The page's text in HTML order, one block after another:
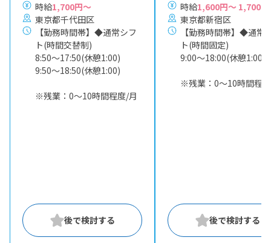
時給1,700円～
東京都千代田区
【勤務時間帯】◆通常シフ
ト(時間交替制)
8:50〜17:50(休憩1:00)
9:50〜18:50(休憩1:00)
※残業：0〜10時間程度/月
時給1,600円～ 1,700円
東京都新宿区
【勤務時間帯】◆通常
ト(時間固定)
9:00〜18:00(休憩1:00)
※残業：0〜10時間程